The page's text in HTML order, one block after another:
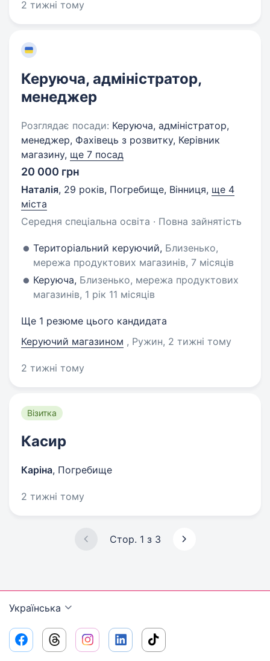
2 тижні тому
Керуюча, адміністратор,
менеджер
Розглядає посади: Керуюча, адміністратор,
менеджер, Фахівець з розвитку, Керівник
магазину, ще 7 посад
20 000 грн
Наталія, 29 років, Погребище, Вінниця, ще 4
міста
Середня спеціальна освіта · Повна зайнятість
Територіальний керуючий, Близенько,
мережа продуктових магазинів, 7 місяців
Керуюча, Близенько, мережа продуктових
магазинів, 1 рік 11 місяців
Ще 1 резюме цього кандидата
Керуючий магазином , Ружин, 2 тижні тому
2 тижні тому
Візитка
Касир
Каріна, Погребище
2 тижні тому
Стор. 1 з 3
Українська